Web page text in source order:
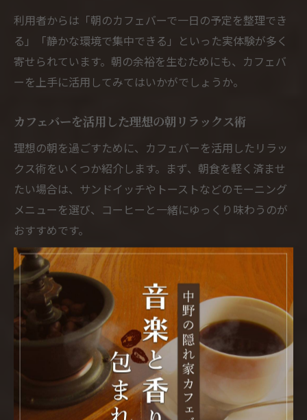
利用者からは「朝のカフェバーで一日の予定を整理でき
る」「静かな環境で集中できる」といった実体験が多く
寄せられています。朝の余裕を生むためにも、カフェバ
ーを上手に活用してみてはいかがでしょうか。
カフェバーを活用した理想の朝リラックス術
理想の朝を過ごすために、カフェバーを活用したリラッ
クス術をいくつか紹介します。まず、朝食を軽く済ませ
たい場合は、サンドイッチやトーストなどのモーニング
メニューを選び、コーヒーと一緒にゆっくり味わうのが
おすすめです。
また、朝の時間を有効に使いたい方は、読書や手帳タイ
ム、簡単な仕事の準備など、自分だけの時間を確保しま
しょう。練馬区のカフェバーでは、静かな空間やスタッ
フの丁寧なサービスも魅力となっており、心地よいスタ
ートを切ることができます。
「朝のカフェバーでリフレッシュできた」「一日の活力
が湧く」といった口コミも多く、朝の過ごし方に悩んで
いる方にはぜひ一度体験してほしい方法です。自分に合